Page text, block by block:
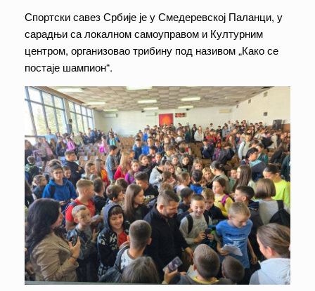
Спортски савез Србије је у Смедеревској Паланци, у
сарадњи са локалном самоуправом и Културним
центром, организовао трибину под називом „Како се
постаје шампион“.